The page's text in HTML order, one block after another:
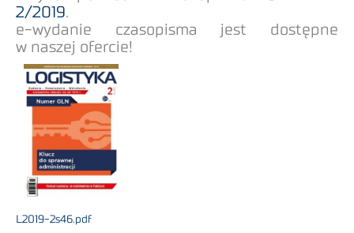
2/2019.
e-wydanie czasopisma jest dostępne
w naszej ofercie!
L2019-2s46.pdf